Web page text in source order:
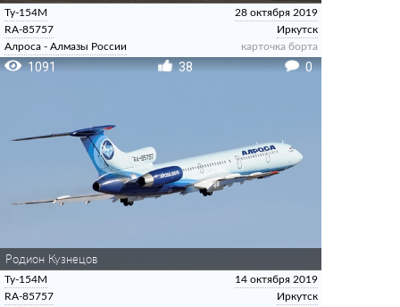
Ту-154М
RA-85757
Алроса - Алмазы России
28 октября 2019
Иркутск
карточка борта
1091 38 0
Родион Кузнецов
Ту-154М
RA-85757
14 октября 2019
Иркутск